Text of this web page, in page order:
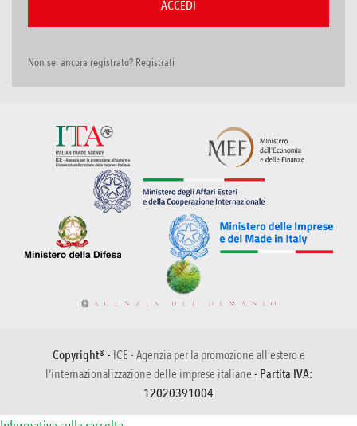
Non sei ancora registrato? Registrati
Copyright® - ICE - Agenzia per la promozione all’estero e
l'internazionalizzazione delle imprese italiane - Partita IVA:
12020391004